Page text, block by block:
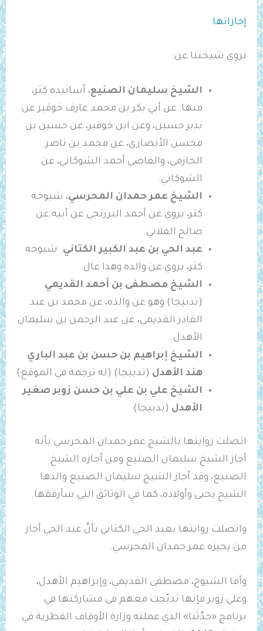
إجازاتها
تروي شيختنا عن:
الشيخ سليمان الصنيع، أسانيده كثر،
منها: عن أبي بكر بن محمد عارف خوقير عن
نذير حسين، وعن ابن خوقير، عن حسين بن
محسن الأنصاري، عن محمد بن ناصر
الحازمي، والقاضي أحمد الشوكاني، عن
الشوكاني.
الشيخ عمر حمدان المحرسي، شيوخه
كثر، يروي عن أحمد البرزنجي عن أبيه عن
صالح الفلاني.
عبد الحي بن عبد الكبير الكتاني. شيوخه
كثر، يروي عن والده وهذا عال.
الشيخ مصطفى بن أحمد القديمي
(تدبيجا) وهو عن والده، عن محمد بن عبد
القادر القديمي، عن عبد الرحمن بن سليمان
الأهدل.
الشيخ إبراهيم بن حسن بن عبد الباري
هند الأهدل (تدبيجا) (له ترجمة في الموقع)
الشيخ علي بن علي بن حسن زوبر صغير
الأهدل (تدبيجا)
اتصلت روايتها بالشيخ عمر حمدان المحرسي بأنه
أجاز الشيخ سليمان الصنيع ومن أجازه الشيخ
الصنيع، وقد أجاز الشيخ سليمان الصنيع والدها
الشيخ يحيى وأولاده، كما في الوثائق التي سأرفقها.
واتصلت روايتها بعبد الحي الكتاني بأنَّ عبد الحي أجاز
من يجيزه عمر حمدان المحرسي.
وأما الشيوخ، مصطفى القديمي، وإبراهيم الأهدل،
وعلي زوبر فإنها تدبّجت معهم في مشاركتها في
برنامج «حدَّثَنا» الذي عملته وزارة الأوقاف القطرية في